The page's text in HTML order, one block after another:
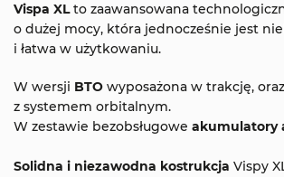
Vispa XLto zaawansowana
o dużej mocy, która jednocześnie jest
i łatwa w użytkowaniu.
W wersji BTO wyposażona w trakcję,
z systemem orbitalnym.
W zestawie bezobsługowe akumulatory
Solidna i niezawodna kostrukcja Vispy